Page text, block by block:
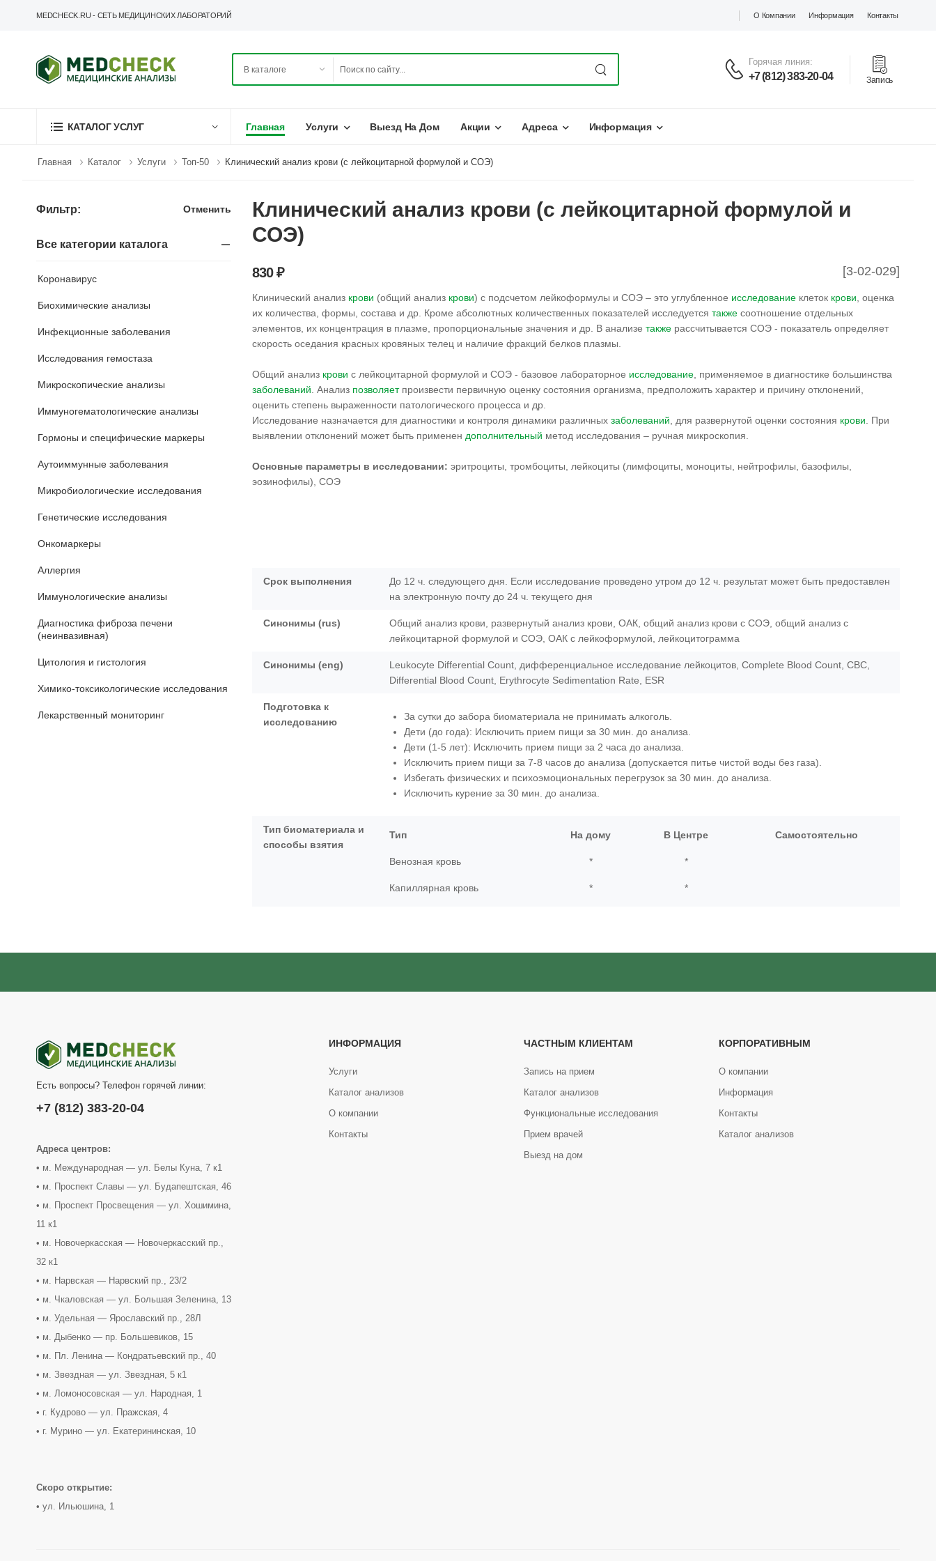
MEDCHECK.RU - СЕТЬ МЕДИЦИНСКИХ ЛАБОРАТОРИЙ О Компании Информация Контакты
Горячая линия:
+7 (812) 383-20-04 Запись
КАТАЛОГ УСЛУГ Главная Услуги Выезд На Дом Акции Адреса Информация
Главная Каталог Услуги Топ-50 Клинический анализ крови (c лейкоцитарной формулой и СОЭ)
Фильтр: Отменить
Все категории каталога
Коронавирус
Биохимические анализы
Инфекционные заболевания
Исследования гемостаза
Микроскопические анализы
Иммуногематологические анализы
Гормоны и специфические маркеры
Аутоиммунные заболевания
Микробиологические исследования
Генетические исследования
Онкомаркеры
Аллергия
Иммунологические анализы
Диагностика фиброза печени
(неинвазивная)
Цитология и гистология
Химико-токсикологические исследования
Лекарственный мониторинг
Клинический анализ крови (c лейкоцитарной формулой и
СОЭ)
[3-02-029]
830 ₽
Клинический анализ крови (общий анализ крови) с подсчетом лейкоформулы и СОЭ – это углубленное исследование клеток крови , оценка
их количества, формы, состава и др. Кроме абсолютных количественных показателей исследуется также соотношение отдельных
элементов, их концентрация в плазме, пропорциональные значения и др. В анализе также рассчитывается СОЭ - показатель определяет
скорость оседания красных кровяных телец и наличие фракций белков плазмы.
Общий анализ крови с лейкоцитарной формулой и СОЭ - базовое лабораторное исследование , применяемое в диагностике большинства
заболеваний . Анализ позволяетпроизвести первичную оценку состояния организма, предположить характер и причину отклонений,
оценить степень выраженности патологического процесса и др.
Исследование назначается для диагностики и контроля динамики различных заболеваний , для развернутой оценки состояния крови . При
выявлении отклонений может быть применен дополнительный метод исследования – ручная микроскопия.
Основные параметры в исследовании: эритроциты, тромбоциты, лейкоциты (лимфоциты, моноциты, нейтрофилы, базофилы,
эозинофилы), СОЭ
Срок выполнения
До 12 ч. следующего дня. Если исследование проведено утром до 12 ч. результат может быть предоставлен
на электронную почту до 24 ч. текущего дня
Синонимы (rus)
Общий анализ крови, развернутый анализ крови, ОАК, общий анализ крови с СОЭ, общий анализ с
лейкоцитарной формулой и СОЭ, ОАК с лейкоформулой, лейкоцитограмма
Синонимы (eng)
Leukocyte Differential Count, дифференциальное исследование лейкоцитов, Complete Blood Count, CBC,
Differential Blood Count, Erythrocyte Sedimentation Rate, ESR
Подготовка к
исследованию
За сутки до забора биоматериала не принимать алкоголь.
Дети (до года): Исключить прием пищи за 30 мин. до анализа.
Дети (1-5 лет): Исключить прием пищи за 2 часа до анализа.
Исключить прием пищи за 7-8 часов до анализа (допускается питье чистой воды без газа).
Избегать физических и психоэмоциональных перегрузок за 30 мин. до анализа.
Исключить курение за 30 мин. до анализа.
Тип биоматериала и
способы взятия
Тип На дому В Центре Самостоятельно
Венозная кровь * *
Капиллярная кровь * *
Есть вопросы? Телефон горячей линии:
+7 (812) 383-20-04
Адреса центров:
• м. Международная — ул. Белы Куна, 7 к1
• м. Проспект Славы — ул. Будапештская, 46
• м. Проспект Просвещения — ул. Хошимина,
11 к1
• м. Новочеркасская — Новочеркасский пр.,
32 к1
• м. Нарвская — Нарвский пр., 23/2
• м. Чкаловская — ул. Большая Зеленина, 13
• м. Удельная — Ярославский пр., 28Л
• м. Дыбенко — пр. Большевиков, 15
• м. Пл. Ленина — Кондратьевский пр., 40
• м. Звездная — ул. Звездная, 5 к1
• м. Ломоносовская — ул. Народная, 1
• г. Кудрово — ул. Пражская, 4
• г. Мурино — ул. Екатерининская, 10
Скоро открытие:
• ул. Ильюшина, 1
ИНФОРМАЦИЯ
Услуги
Каталог анализов
О компании
Контакты
ЧАСТНЫМ КЛИЕНТАМ
Запись на прием
Каталог анализов
Функциональные исследования
Прием врачей
Выезд на дом
КОРПОРАТИВНЫМ
О компании
Информация
Контакты
Каталог анализов